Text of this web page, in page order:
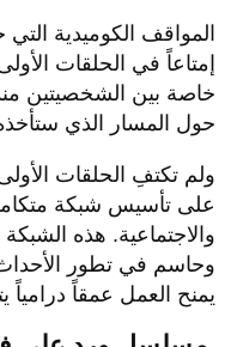
المواقف الكوميدية
إمتاعاً في الحلقات
خاصة بين الشخصيتين
حول المسار الذي ستأخذه
ولم تكتفِ الحلقات
على تأسيس شبكة
والاجتماعية. هذه
وحاسم في تطور الأحداث
يمنح العمل عمقاً